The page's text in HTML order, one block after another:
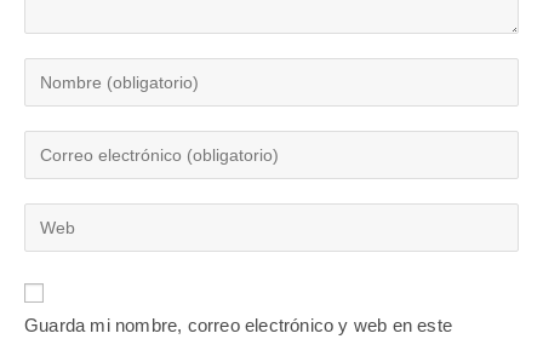
Guarda mi nombre, correo electrónico y web en este